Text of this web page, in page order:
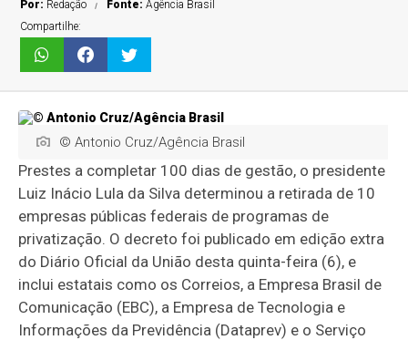
Por: Redação Fonte:Agência Brasil
Compartilhe:
© Antonio Cruz/Agência Brasil
Prestes a completar 100 dias de gestão, o presidente
Luiz Inácio Lula da Silva determinou a retirada de 10
empresas públicas federais de programas de
privatização. O decreto foi publicado em edição extra
do Diário Oficial da União desta quinta-feira (6), e
inclui estatais como os Correios, a Empresa Brasil de
Comunicação (EBC), a Empresa de Tecnologia e
Informações da Previdência (Dataprev) e o Serviço